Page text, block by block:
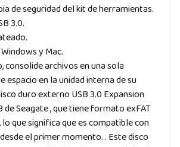
de seguridad del kit de herramientas.
3.0.
y Mac.
consolide archivos en una sola
espacio en la unidad interna de su
duro externo USB 3.0 Expansion
de Seagate , que tiene formato exFAT
que significa que es compatible con
el primer momento. . Este disco